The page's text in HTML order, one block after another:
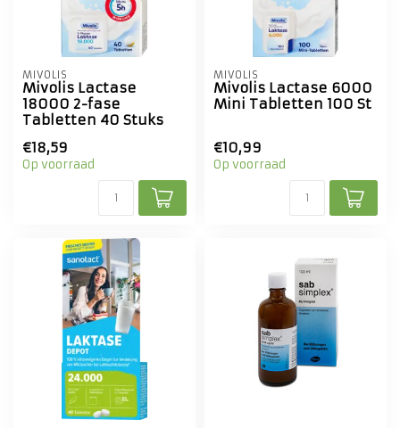
MIVOLIS
Mivolis Lactase
18000 2-fase
Tabletten 40 Stuks
€18,59
Op voorraad
MIVOLIS
Mivolis Lactase 6000
Mini Tabletten 100 St
€10,99
Op voorraad